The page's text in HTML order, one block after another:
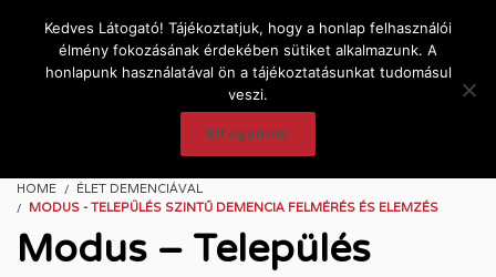
HOME
ÉLET DEMENCIÁVAL
MODUS - TELEPÜLÉS SZINTŰ DEMENCIA FELMÉRÉS ÉS ELEMZÉS
Modus – Település
Kedves Látogató! Tájékoztatjuk, hogy a honlap felhasználói
élmény fokozásának érdekében sütiket alkalmazunk. A
honlapunk használatával ön a tájékoztatásunkat tudomásul
veszi.
Elfogadom